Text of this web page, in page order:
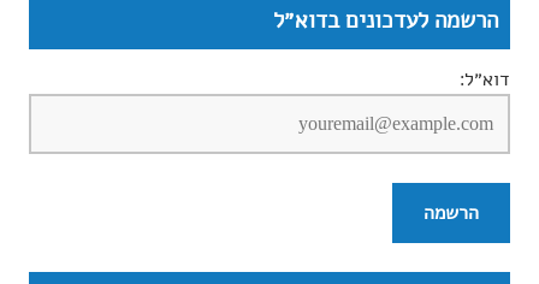
הרשמה לעדכונים בדוא״ל
דוא״ל: